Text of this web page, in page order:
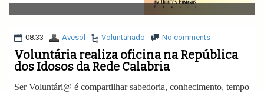
v
i
a
t
i
o
08:33 Avesol Voluntariado No comments
Voluntária realiza oficina na República
dos Idosos da Rede Calabria
Ser Voluntári@ é compartilhar sabedoria, conhecimento, tempo